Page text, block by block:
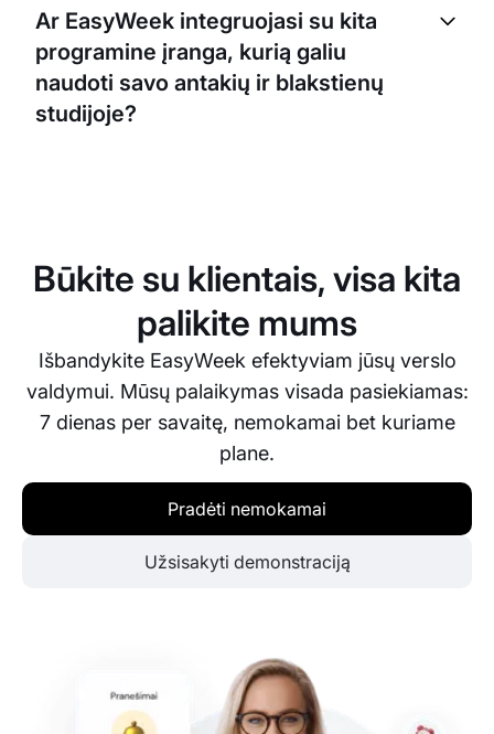
darbo valandas, teikiamas paslaugas, kainas ir net
pridėti nuotraukų, kad klientai aiškiai suprastų, ko
tikėtis.
Ar EasyWeek integruojasi su kita
programine įranga, kurią galiu
naudoti savo antakių ir blakstienų
studijoje?
Būkite su klientais, visa kita
palikite mums
Išbandykite EasyWeek efektyviam jūsų verslo
valdymui. Mūsų palaikymas visada pasiekiamas:
7 dienas per savaitę, nemokamai bet kuriame
plane.
Pradėti nemokamai
Užsisakyti demonstraciją